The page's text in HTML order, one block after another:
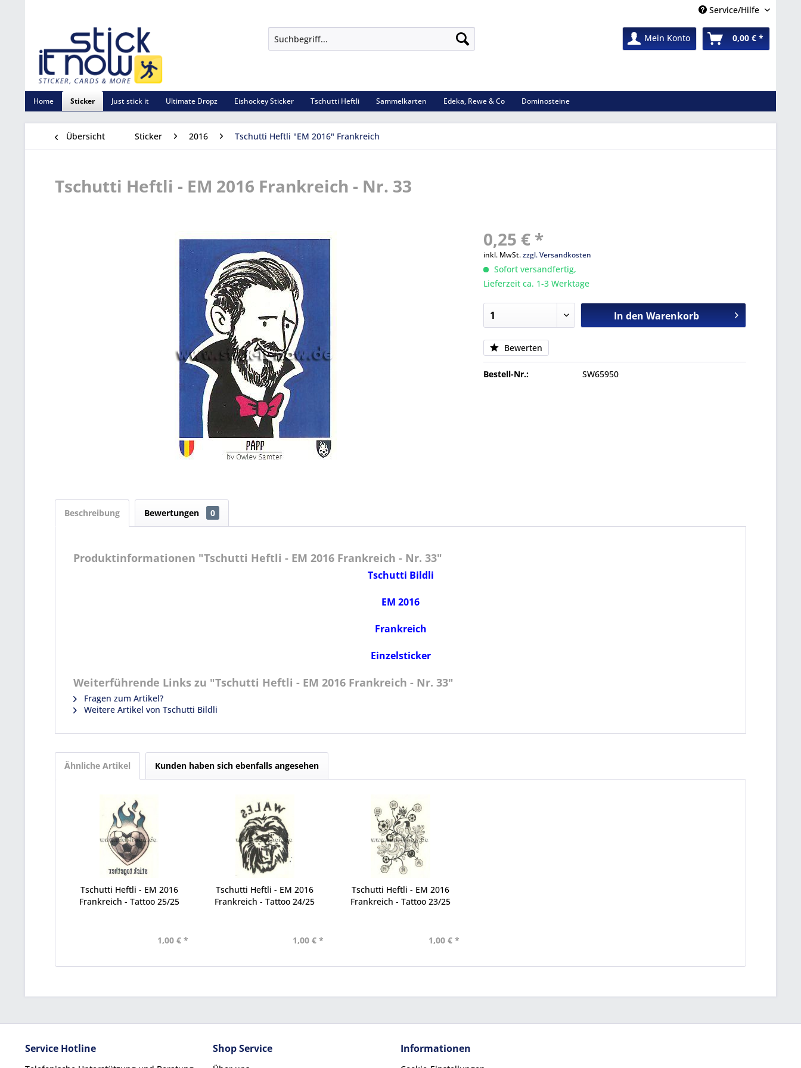
Service/Hilfe
Mein Konto 0,00 € *
Home Sticker Just stick it Ultimate Dropz Eishockey Sticker Tschutti Heftli Sammelkarten Edeka, Rewe & Co Dominosteine
Übersicht Sticker 2016 Tschutti Heftli "EM 2016" Frankreich
Tschutti Heftli - EM 2016 Frankreich - Nr. 33
0,25 € *
inkl. MwSt.zzgl. Versandkosten
Sofort versandfertig,
Lieferzeit ca. 1-3 Werktage
In den Warenkorb
Bewerten
Bestell-Nr.: SW65950
Beschreibung Bewertungen 0
Produktinformationen "Tschutti Heftli - EM 2016 Frankreich - Nr. 33"
Tschutti Bildli
EM 2016
Frankreich
Einzelsticker
Weiterführende Links zu "Tschutti Heftli - EM 2016 Frankreich - Nr. 33"
Fragen zum Artikel?
Weitere Artikel von Tschutti Bildli
Ähnliche Artikel Kunden haben sich ebenfalls angesehen
Tschutti Heftli - EM 2016
Frankreich - Tattoo 25/25
1,00 € *
Tschutti Heftli - EM 2016
Frankreich - Tattoo 24/25
1,00 € *
Tschutti Heftli - EM 2016
Frankreich - Tattoo 23/25
1,00 € *
Service Hotline Shop Service Informationen